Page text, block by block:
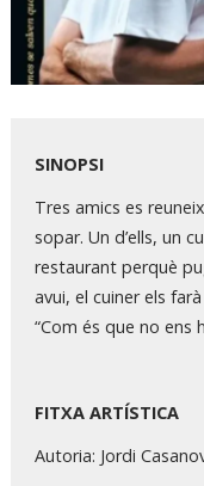
SINOPSI
Tres amics es
sopar. Un d’ells, un
restaurant perquè
avui, el cuiner els
“Com és que no ens
FITXA ARTÍSTICA
Autoria: Jordi